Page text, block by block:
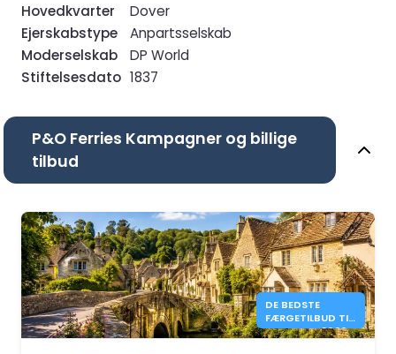
Hovedkvarter
Dover
Ejerskabstype
Anpartsselskab
Moderselskab
DP World
Stiftelsesdato 1837
P&O Ferries Kampagner og billige
tilbud
DE BEDSTE
FÆRGETILBUD TIL
ENGLAND I 2026